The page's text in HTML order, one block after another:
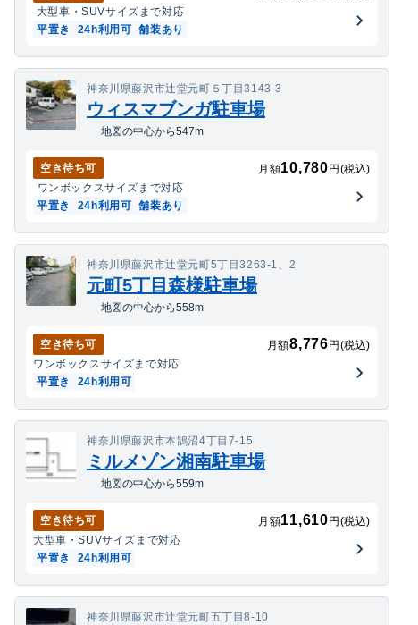
大型車・SUVサイズまで対応
平置き
24h利用可 舗装あり
神奈川県藤沢市辻堂元町５丁目3143-3
ウィスマブンガ駐車場
地図の中心から547m
空き待ち可 月額10,780 円(税込)
ワンボックスサイズまで対応
平置き
24h利用可 舗装あり
神奈川県藤沢市辻堂元町5丁目3263-1、2
元町5丁目森様駐車場
地図の中心から558m
空き待ち可 月額8,776 円(税込)
ワンボックスサイズまで対応
平置き
24h利用可
神奈川県藤沢市本鵠沼4丁目7-15
ミルメゾン湘南駐車場
地図の中心から559m
空き待ち可 月額11,610 円(税込)
大型車・SUVサイズまで対応
平置き
24h利用可
神奈川県藤沢市辻堂元町五丁目8-10